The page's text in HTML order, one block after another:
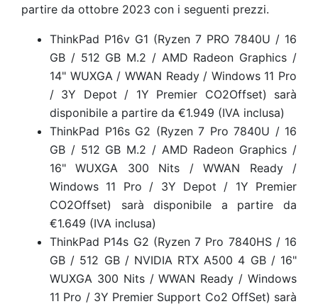
partire da ottobre 2023 con i seguenti prezzi.
ThinkPad P16v G1 (Ryzen 7 PRO 7840U / 16
GB / 512 GB M.2 / AMD Radeon Graphics /
14" WUXGA / WWAN Ready / Windows 11 Pro
/ 3Y Depot / 1Y Premier CO2Offset) sarà
disponibile a partire da €1.949 (IVA inclusa)
ThinkPad P16s G2 (Ryzen 7 Pro 7840U / 16
GB / 512 GB M.2 / AMD Radeon Graphics /
16" WUXGA 300 Nits / WWAN Ready /
Windows 11 Pro / 3Y Depot / 1Y Premier
CO2Offset) sarà disponibile a partire da
€1.649 (IVA inclusa)
ThinkPad P14s G2 (Ryzen 7 Pro 7840HS / 16
GB / 512 GB / NVIDIA RTX A500 4 GB / 16"
WUXGA 300 Nits / WWAN Ready / Windows
11 Pro / 3Y Premier Support Co2 OffSet) sarà